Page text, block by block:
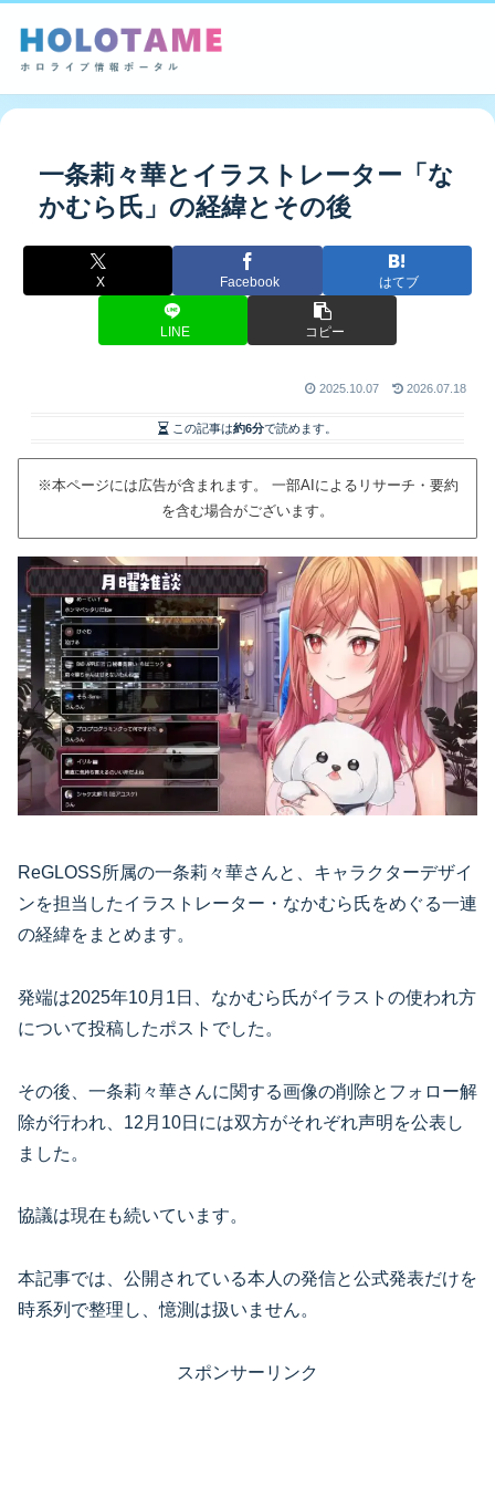
一条莉々華とイラストレーター「な
かむら氏」の経緯とその後
X Facebook はてブ
LINE コピー
2025.10.07 2026.07.18
この記事は約6分で読めます。
※本ページには広告が含まれます。 一部AIによるリサーチ・要約
を含む場合がございます。
ReGLOSS所属の一条莉々華さんと、キャラクターデザイ
ンを担当したイラストレーター・なかむら氏をめぐる一連
の経緯をまとめます。
発端は2025年10月1日、なかむら氏がイラストの使われ方
について投稿したポストでした。
その後、一条莉々華さんに関する画像の削除とフォロー解
除が行われ、12月10日には双方がそれぞれ声明を公表し
ました。
協議は現在も続いています。
本記事では、公開されている本人の発信と公式発表だけを
時系列で整理し、憶測は扱いません。
スポンサーリンク